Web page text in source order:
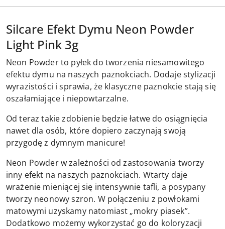
Silcare Efekt Dymu Neon Powder
Light Pink 3g
Neon Powder to pyłek do tworzenia niesamowitego
efektu dymu na naszych paznokciach. Dodaje stylizacji
wyrazistości i sprawia, że klasyczne paznokcie stają się
oszałamiające i niepowtarzalne.
Od teraz takie zdobienie będzie łatwe do osiągnięcia
nawet dla osób, które dopiero zaczynają swoją
przygodę z dymnym manicure!
Neon Powder w zależności od zastosowania tworzy
inny efekt na naszych paznokciach. Wtarty daje
wrażenie mieniącej się intensywnie tafli, a posypany
tworzy neonowy szron. W połączeniu z powłokami
matowymi uzyskamy natomiast „mokry piasek”.
Dodatkowo możemy wykorzystać go do koloryzacji